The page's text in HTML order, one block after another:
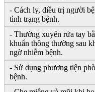
- Cách ly, điều trị người
tình trạng bệnh.
- Thường xuyên rửa tay
khuẩn thông thường sau
ngờ nhiễm bệnh.
- Sử dụng phương tiện
bệnh.